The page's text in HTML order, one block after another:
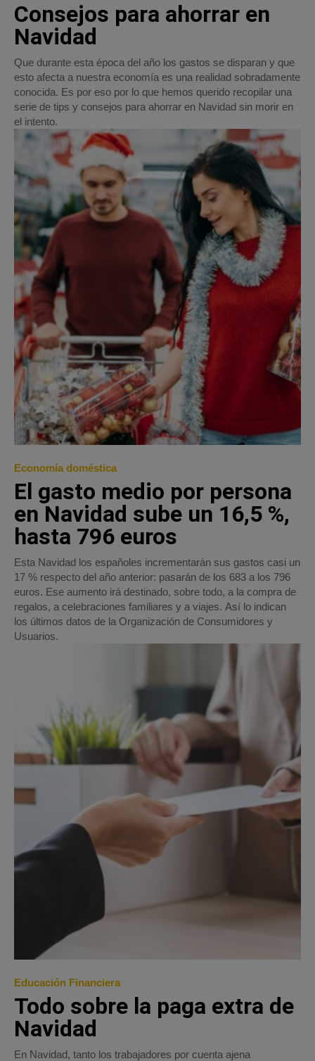
Consejos para ahorrar en
Navidad
Que durante esta época del año los gastos se disparan y que
esto afecta a nuestra economía es una realidad sobradamente
conocida. Es por eso por lo que hemos querido recopilar una
serie de tips y consejos para ahorrar en Navidad sin morir en
el intento.
Economía doméstica
El gasto medio por persona
en Navidad sube un 16,5 %,
hasta 796 euros
Esta Navidad los españoles incrementarán sus gastos casi un
17 % respecto del año anterior: pasarán de los 683 a los 796
euros. Ese aumento irá destinado, sobre todo, a la compra de
regalos, a celebraciones familiares y a viajes. Así lo indican
los últimos datos de la Organización de Consumidores y
Usuarios.
Educación Financiera
Todo sobre la paga extra de
Navidad
En Navidad, tanto los trabajadores por cuenta ajena